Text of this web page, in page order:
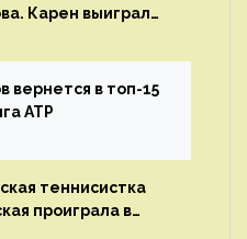
Карен выиграл
вернется в топ-15
ATP
теннисистка
проиграла в